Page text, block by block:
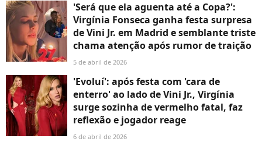
'Será que ela aguenta até a Copa?':
Virgínia Fonseca ganha festa surpresa
de Vini Jr. em Madrid e semblante triste
chama atenção após rumor de traição
5 de abril de 2026
'Evoluí': após festa com 'cara de
enterro' ao lado de Vini Jr., Virgínia
surge sozinha de vermelho fatal, faz
reflexão e jogador reage
6 de abril de 2026